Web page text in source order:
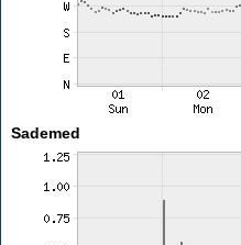
Sademed